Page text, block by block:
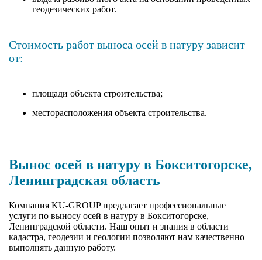
геодезических работ.
Стоимость работ выноса осей в натуру зависит
от:
площади объекта строительства;
месторасположения объекта строительства.
Вынос осей в натуру в Бокситогорске,
Ленинградская область
Компания KU-GROUP предлагает профессиональные
услуги по выносу осей в натуру в Бокситогорске,
Ленинградской области. Наш опыт и знания в области
кадастра, геодезии и геологии позволяют нам качественно
выполнять данную работу.